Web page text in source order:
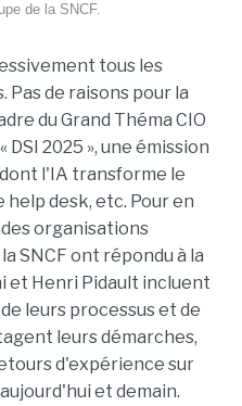
de la SNCF.
tous les
Pas de raisons pour la
du Grand Théma CIO
2025 », une émission
l'IA transforme le
desk, etc. Pour en
organisations
SNCF ont répondu à la
et Henri Pidault incluent
leurs processus et de
leurs démarches,
d'expérience sur
et demain.